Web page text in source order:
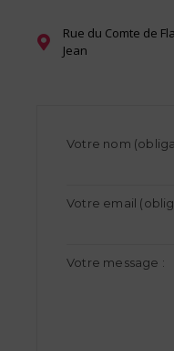
Rue du Comte de
Jean
Votre nom
Votre email
Votre message :